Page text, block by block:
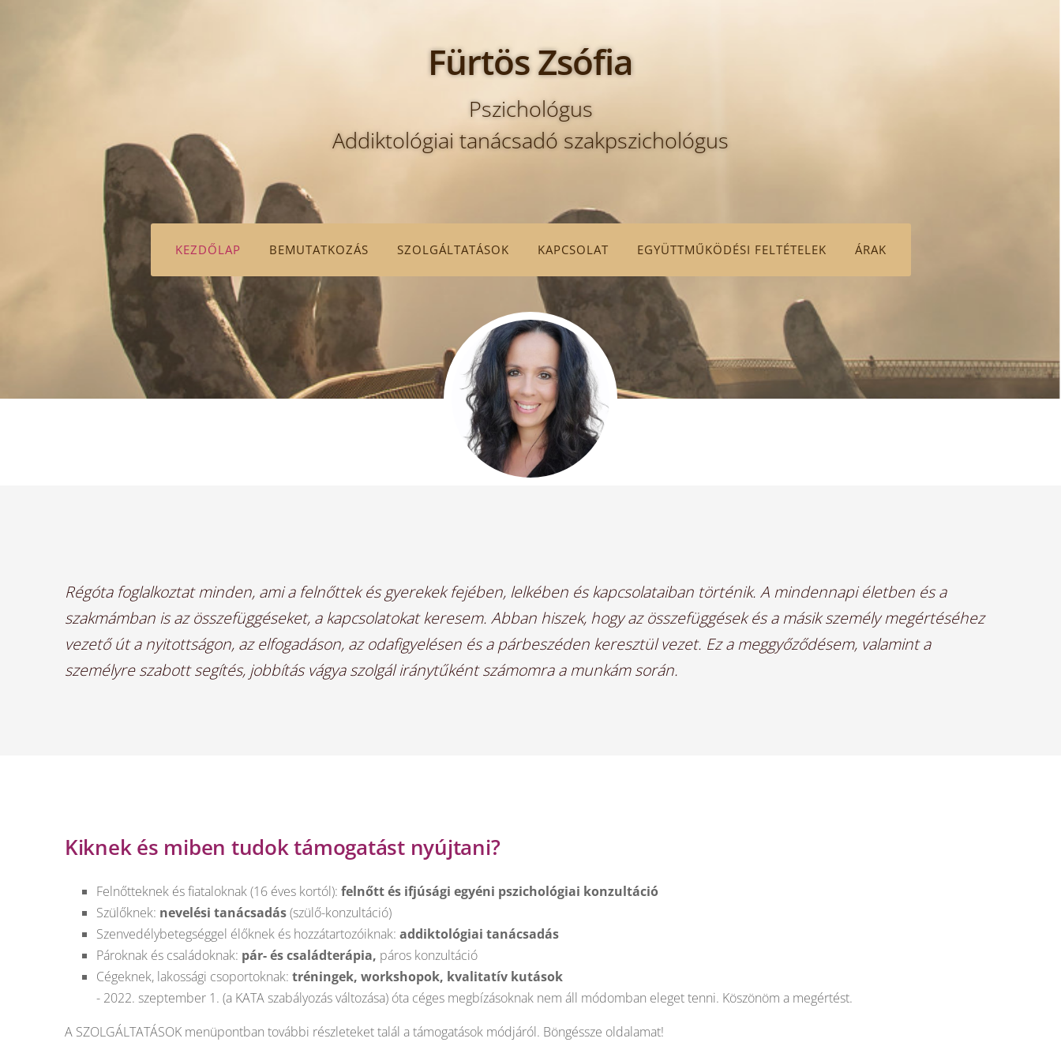
Fürtös Zsófia
Pszichológus
Addiktológiai tanácsadó szakpszichológus
KEZDŐLAP BEMUTATKOZÁS SZOLGÁLTATÁSOK KAPCSOLAT EGYÜTTMŰKÖDÉSI FELTÉTELEK ÁRAK
Régóta foglalkoztat minden, ami a felnőttek és gyerekek fejében, lelkében és kapcsolataiban történik. A mindennapi életben és a
szakmámban is az összefüggéseket, a kapcsolatokat keresem. Abban hiszek, hogy az összefüggések és a másik személy megértéséhez
vezető út a nyitottságon, az elfogadáson, az odafigyelésen és a párbeszéden keresztül vezet. Ez a meggyőződésem, valamint a
személyre szabott segítés, jobbítás vágya szolgál iránytűként számomra a munkám során.
Kiknek és miben tudok támogatást nyújtani?
Felnőtteknek és fiataloknak (16 éves kortól): felnőtt és ifjúsági egyéni pszichológiai konzultáció
Szülőknek: nevelési tanácsadás(szülő-konzultáció)
Szenvedélybetegséggel élőknek és hozzátartozóiknak: addiktológiai tanácsadás
Pároknak és családoknak: pár- és családterápia, páros konzultáció
Cégeknek, lakossági csoportoknak: tréningek, workshopok, kvalitatív kutások
- 2022. szeptember 1. (a KATA szabályozás változása) óta céges megbízásoknak nem áll módomban eleget tenni. Köszönöm a megértést.
A SZOLGÁLTATÁSOK menüpontban további részleteket talál a támogatások módjáról. Böngéssze oldalamat!